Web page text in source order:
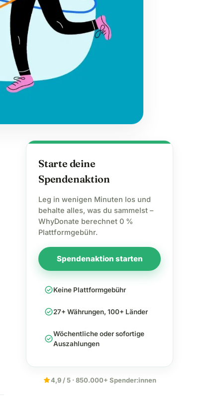
Starte deine
Spendenaktion
Leg in wenigen Minuten los und
behalte alles, was du sammelst –
WhyDonate berechnet 0 %
Plattformgebühr.
Spendenaktion starten
check_circleKeine Plattformgebühr
check_circle27+ Währungen, 100+ Länder
check_circleWöchentliche oder sofortige
Auszahlungen
star4,9 / 5 · 850.000+ Spender:innen